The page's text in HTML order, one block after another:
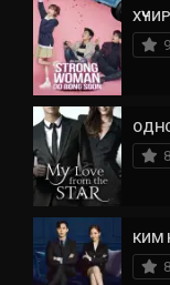
КИМ